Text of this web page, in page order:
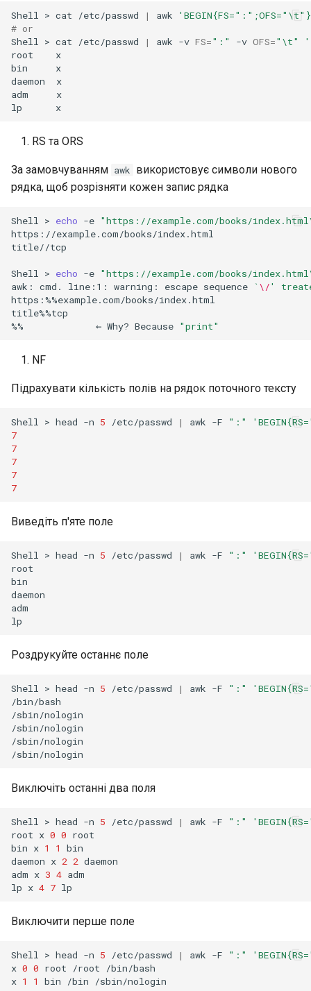
Shell > cat /etc/passwd | awk
# or
Shell
> cat /etc/passwd | awk -v FS=":" -v OFS="\t"
root
x
bin
x
daemon
x
adm
x
lp
RS та ORS
За замовчуванням awk використовує символи нового
рядка, щоб розрізняти кожен запис рядка
Shell > echo -e "https://example.com/books/
https://example.com/books/index.html
title//tcp
Shell > echo -e "https://example.com/books/
awk:
cmd. line:1: warning: escape sequence ` \/'
https:%%example.com/books/index.html
title%%tcp
%%
← Why? Because "print"
NF
Підрахувати кількість полів на рядок поточного тексту
Shell > head -n 5 /etc/passwd | awk -F ":"
7
7
7
7
7
Виведіть п'яте поле
Shell > head -n 5 /etc/passwd | awk -F ":"
root
bin
daemon
adm
Роздрукуйте останнє поле
Shell > head -n 5 /etc/passwd | awk -F ":"
/bin/bash
/sbin/nologin
/sbin/nologin
/sbin/nologin
Виключіть останні два поля
Shell > head -n 5 /etc/passwd | awk -F ":"
root x 0 0 root
bin x 1 1
bin
daemon x 2 2 daemon
adm x 3 4 adm
lp x 4 7
Виключити перше поле
Shell > head -n 5 /etc/passwd | awk -F ":"
x 0 0 root /root
/bin/bash
x 1 1 bin /bin
/sbin/nologin